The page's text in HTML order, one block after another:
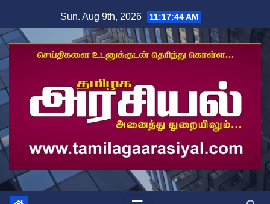
to
content
Sun. Aug 9th, 2026 11:17:44 AM